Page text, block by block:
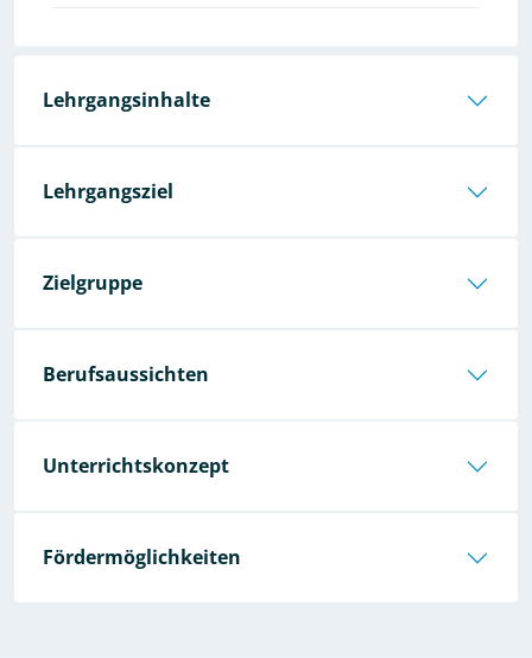
Lehrgangsinhalte
Lehrgangsziel
Zielgruppe
Berufsaussichten
Unterrichtskonzept
Fördermöglichkeiten